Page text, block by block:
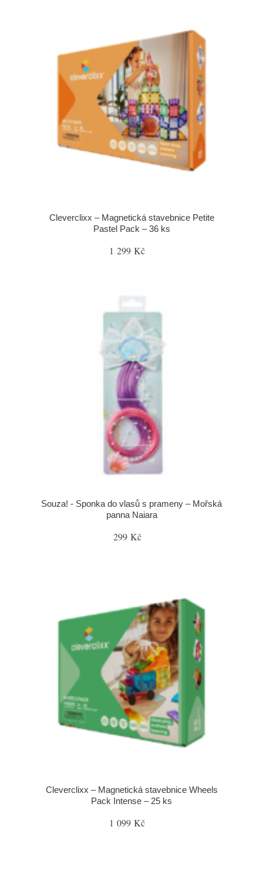
Cleverclixx – Magnetická stavebnice Petite
Pastel Pack – 36 ks
1 299 Kč
Souza! - Sponka do vlasů s prameny – Mořská
panna Naiara
299 Kč
Cleverclixx – Magnetická stavebnice Wheels
Pack Intense – 25 ks
1 099 Kč